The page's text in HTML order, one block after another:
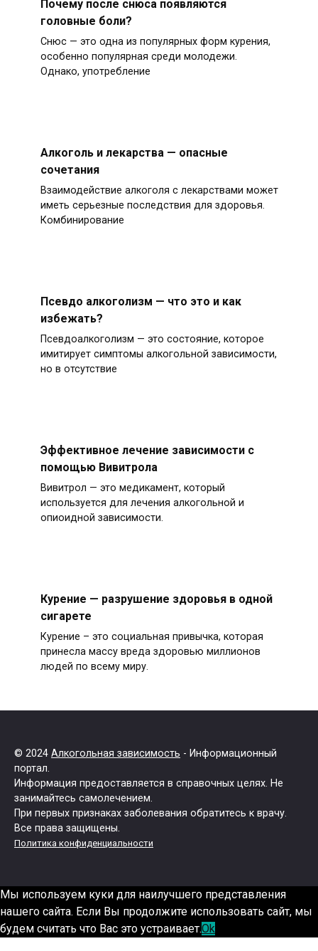
Почему после снюса появляются
головные боли?
Снюс — это одна из популярных форм курения,
особенно популярная среди молодежи.
Однако, употребление
Алкоголь и лекарства — опасные
сочетания
Взаимодействие алкоголя с лекарствами может
иметь серьезные последствия для здоровья.
Комбинирование
Псевдо алкоголизм — что это и как
избежать?
Псевдоалкоголизм — это состояние, которое
имитирует симптомы алкогольной зависимости,
но в отсутствие
Эффективное лечение зависимости с
помощью Вивитрола
Вивитрол — это медикамент, который
используется для лечения алкогольной и
опиоидной зависимости.
Курение — разрушение здоровья в одной
сигарете
Курение – это социальная привычка, которая
принесла массу вреда здоровью миллионов
людей по всему миру.
© 2024 Алкогольная зависимость - Информационный
портал.
Информация предоставляется в справочных целях. Не
занимайтесь самолечением.
При первых признаках заболевания обратитесь к врачу.
Все права защищены.
Политика конфиденциальности
Мы используем куки для наилучшего представления
нашего сайта. Если Вы продолжите использовать сайт, мы
будем считать что Вас это устраивает.Ok